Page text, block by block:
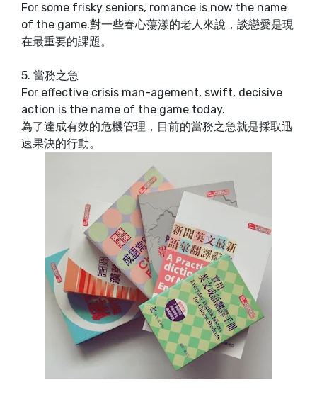
For some frisky seniors, romance is now the name
of the game.對一些春心蕩漾的老人來說，談戀愛是現
在最重要的課題。
5. 當務之急
For effective crisis man-agement, swift, decisive
action is the name of the game today.
為了達成有效的危機管理，目前的當務之急就是採取迅
速果決的行動。